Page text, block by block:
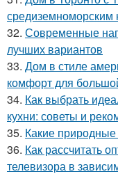
средиземноморским
32. Современные
лучших вариантов
33. Дом в стиле
комфорт для
34. Как выбрать
кухни: советы и
35. Какие
36. Как рассчитать
телевизора в